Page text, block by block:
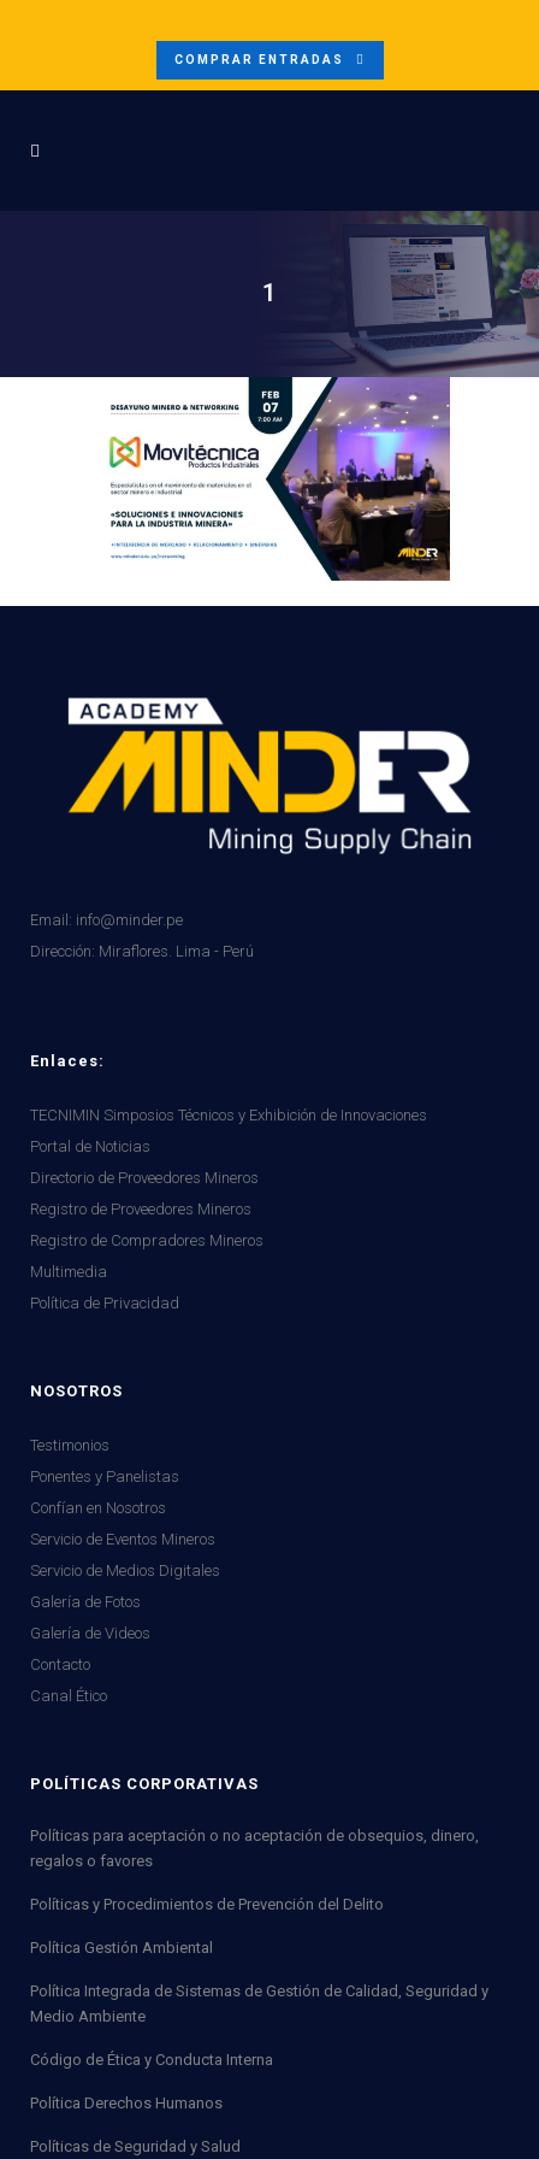
COMPRAR ENTRADAS
1
Email: info@minder.pe
Dirección: Miraflores. Lima - Perú
Enlaces:
TECNIMIN Simposios Técnicos y Exhibición de Innovaciones
Portal de Noticias
Directorio de Proveedores Mineros
Registro de Proveedores Mineros
Registro de Compradores Mineros
Multimedia
Política de Privacidad
NOSOTROS
Testimonios
Ponentes y Panelistas
Confían en Nosotros
Servicio de Eventos Mineros
Servicio de Medios Digitales
Galería de Fotos
Galería de Videos
Contacto
Canal Ético
POLÍTICAS CORPORATIVAS
Políticas para aceptación o no aceptación de obsequios, dinero,
regalos o favores
Políticas y Procedimientos de Prevención del Delito
Política Gestión Ambiental
Política Integrada de Sistemas de Gestión de Calidad, Seguridad y
Medio Ambiente
Código de Ética y Conducta Interna
Política Derechos Humanos
Políticas de Seguridad y Salud